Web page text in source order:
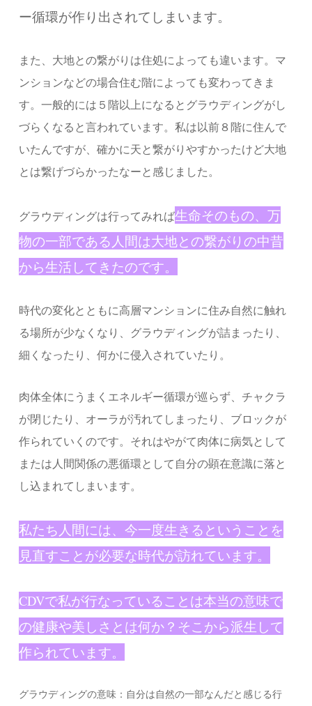
ー循環が作り出されてしまいます。
また、大地との繋がりは住処によっても違います。マ
ンションなどの場合住む階によっても変わってきま
す。一般的には５階以上になるとグラウディングがし
づらくなると言われています。私は以前８階に住んで
いたんですが、確かに天と繋がりやすかったけど大地
とは繋げづらかったなーと感じました。
グラウディングは行ってみれば生命そのもの、万
物の一部である人間は大地との繋がりの中昔
から生活してきたのです。
時代の変化とともに高層マンションに住み自然に触れ
る場所が少なくなり、グラウディングが詰まったり、
細くなったり、何かに侵入されていたり。
肉体全体にうまくエネルギー循環が巡らず、チャクラ
が閉じたり、オーラが汚れてしまったり、ブロックが
作られていくのです。それはやがて肉体に病気として
または人間関係の悪循環として自分の顕在意識に落と
し込まれてしまいます。
私たち人間には、今一度生きるということを
見直すことが必要な時代が訪れています。
CDVで私が行なっていることは本当の意味で
の健康や美しさとは何か？そこから派生して
作られています。
グラウディングの意味：自分は自然の一部なんだと感じる行